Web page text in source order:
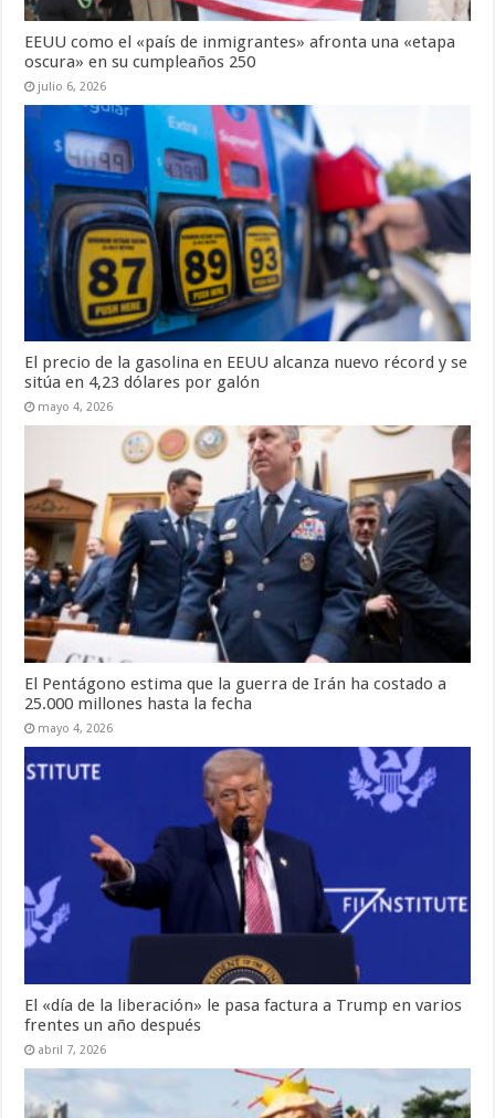
EEUU como el «país de inmigrantes» afronta una «etapa
oscura» en su cumpleaños 250
julio 6, 2026
El precio de la gasolina en EEUU alcanza nuevo récord y se
sitúa en 4,23 dólares por galón
mayo 4, 2026
El Pentágono estima que la guerra de Irán ha costado a
25.000 millones hasta la fecha
mayo 4, 2026
El «día de la liberación» le pasa factura a Trump en varios
frentes un año después
abril 7, 2026